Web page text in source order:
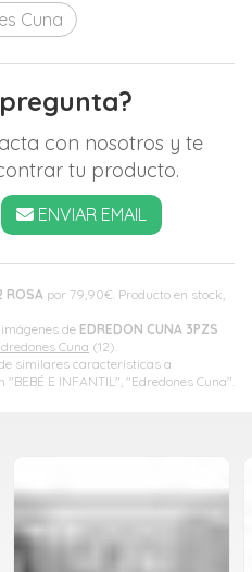
ROSA por 79,90€ . Producto en stock,
de EDREDON CUNA 3PZS
Cuna (12).
similares características a
"BEBÉ E INFANTIL", "Edredones Cuna".
Cuna
con nosotros y te
tu producto.
ENVIAR EMAIL